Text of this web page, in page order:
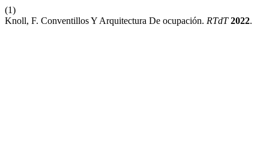
(1)
Knoll, F. Conventillos Y Arquitectura De ocupación. RTdT 2022.